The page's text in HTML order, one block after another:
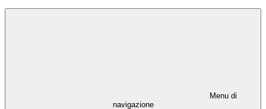
Menu di
navigazione